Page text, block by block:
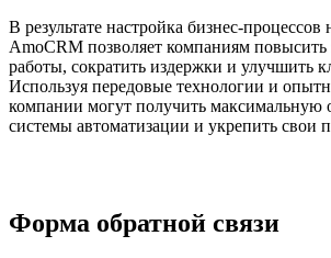
В результате настройка бизнес-процессов
AmoCRM позволяет компаниям повысить
работы, сократить издержки и улучшить
Используя передовые технологии и
компании могут получить максимальную
системы автоматизации и укрепить свои
Форма обратной связи